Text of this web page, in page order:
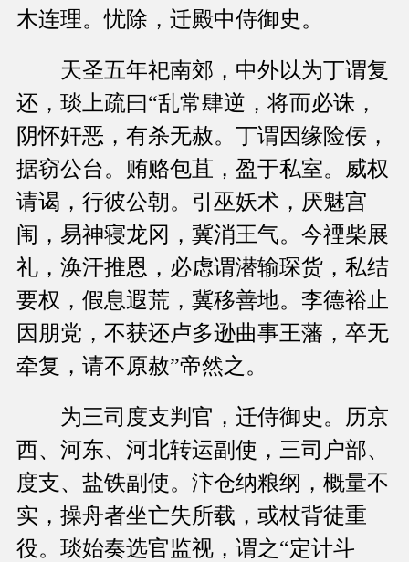
木连理。忧除，迁殿中侍御史。
天圣五年祀南郊，中外以为丁谓复
还，琰上疏曰“乱常肆逆，将而必诛，
阴怀奸恶，有杀无赦。丁谓因缘险佞，
据窃公台。贿赂包苴，盈于私室。威权
请谒，行彼公朝。引巫妖术，厌魅宫
闱，易神寝龙冈，冀消王气。今禋柴展
礼，涣汗推恩，必虑谓潜输琛货，私结
要权，假息遐荒，冀移善地。李德裕止
因朋党，不获还卢多逊曲事王藩，卒无
牵复，请不原赦”帝然之。
为三司度支判官，迁侍御史。历京
西、河东、河北转运副使，三司户部、
度支、盐铁副使。汴仓纳粮纲，概量不
实，操舟者坐亡失所载，或杖背徒重
役。琰始奏选官监视，谓之“定计斗